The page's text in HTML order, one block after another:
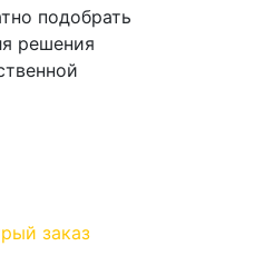
подобрать
решения
заказ